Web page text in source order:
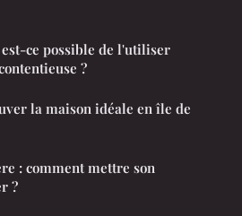
ce possible de l'utiliser
?
la maison idéale en île de
: comment mettre son
?